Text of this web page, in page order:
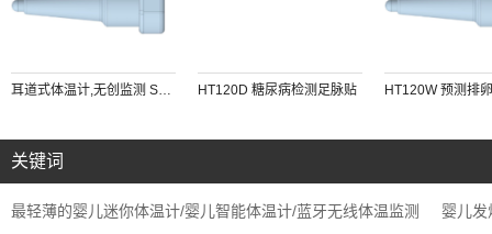
耳道式体温计,无创监测 SV222 HT120D 糖尿病检测足脉贴 HT120W 预测排
关键词
最轻薄的婴儿迷你体温计/婴儿智能体温计/蓝牙无线体温监测
婴儿发